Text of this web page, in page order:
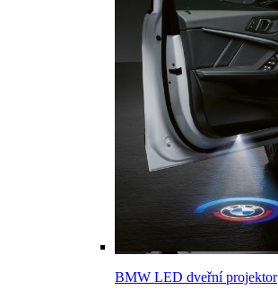
BMW LED dveřní projektor